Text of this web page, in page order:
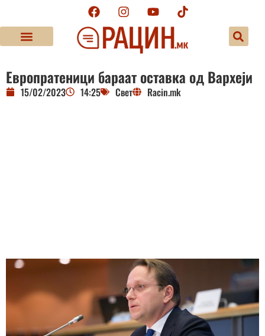
Европратеници бараат оставка од Вархеји
15/02/2023 14:25 Свет Racin.mk